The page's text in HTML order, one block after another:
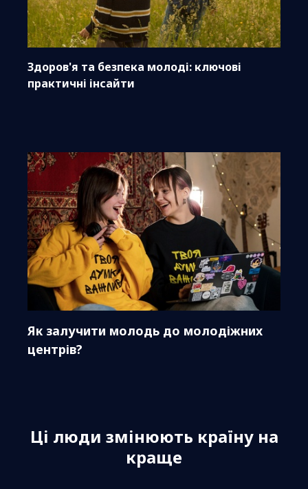
Здоров'я та безпека молоді: ключові
практичні інсайти
Як залучити молодь до молодіжних
центрів?
Ці люди змінюють країну на
краще